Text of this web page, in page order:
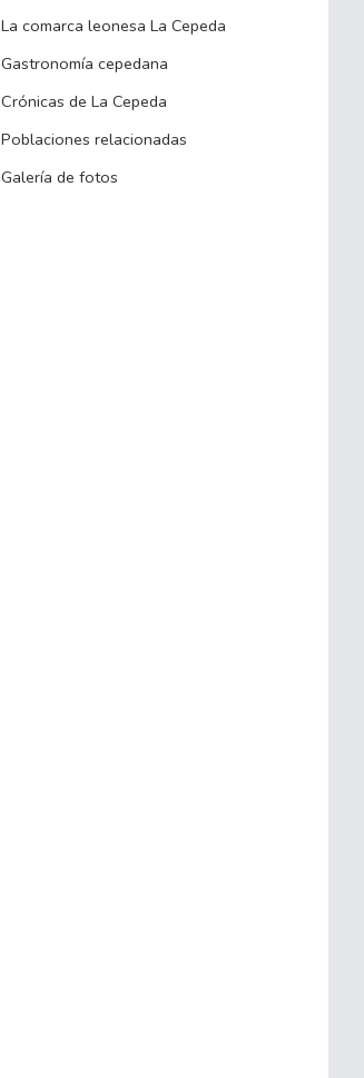
La comarca leonesa La Cepeda
Gastronomía cepedana
Crónicas de La Cepeda
Poblaciones relacionadas
Galería de fotos